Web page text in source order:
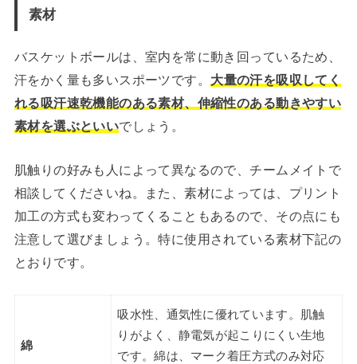
素材
バスケットボールは、室内を常に動き回っているため、
汗をかく量も多いスポーツです。 大量の汗を吸収してく
れる吸汗速乾機能のある素材、伸縮性のある動きやすい
素材を選ぶといいでしょう。
肌触りの好みも人によって異なるので、チームメイトで
相談してくださいね。また、素材によっては、プリント
加工の方式も変わってくることもあるので、その点にも
注意して選びましょう。特に使用されている素材下記の
とおりです。
綿
吸水性、通気性に優れています。肌触
りがよく、静電気が起こりにくい生地
です。綿は、マーク着圧方式のみ対応